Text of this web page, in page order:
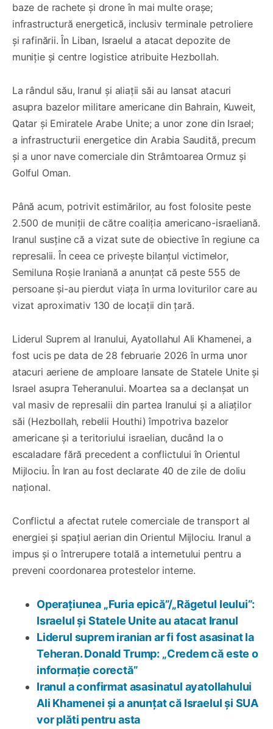
baze de rachete și drone în mai multe orașe;
infrastructură energetică, inclusiv terminale petroliere
și rafinării. În Liban, Israelul a atacat depozite de
muniție și centre logistice atribuite Hezbollah.
La rândul său, Iranul și aliații săi au lansat atacuri
asupra bazelor militare americane din Bahrain, Kuweit,
Qatar și Emiratele Arabe Unite; a unor zone din Israel;
a infrastructurii energetice din Arabia Saudită, precum
și a unor nave comerciale din Strâmtoarea Ormuz și
Golful Oman.
Până acum, potrivit estimărilor, au fost folosite peste
2.500 de muniții de către coaliția americano-israeliană.
Iranul susține că a vizat sute de obiective în regiune ca
represalii. În ceea ce privește bilanțul victimelor,
Semiluna Roșie Iraniană a anunțat că peste 555 de
persoane și-au pierdut viața în urma loviturilor care au
vizat aproximativ 130 de locații din țară.
Liderul Suprem al Iranului, Ayatollahul Ali Khamenei, a
fost ucis pe data de 28 februarie 2026 în urma unor
atacuri aeriene de amploare lansate de Statele Unite și
Israel asupra Teheranului. Moartea sa a declanșat un
val masiv de represalii din partea Iranului și a aliaților
săi (Hezbollah, rebelii Houthi) împotriva bazelor
americane și a teritoriului israelian, ducând la o
escaladare fără precedent a conflictului în Orientul
Mijlociu. În Iran au fost declarate 40 de zile de doliu
național.
Conflictul a afectat rutele comerciale de transport al
energiei și spațiul aerian din Orientul Mijlociu. Iranul a
impus și o întrerupere totală a internetului pentru a
preveni coordonarea protestelor interne.
Operațiunea „Furia epică”/„Răgetul leului”:
Israelul și Statele Unite au atacat Iranul
Liderul suprem iranian ar fi fost asasinat la
Teheran. Donald Trump: „Credem că este o
informație corectă”
Iranul a confirmat asasinatul ayatollahului
Ali Khamenei și a anunțat că Israelul și SUA
vor plăti pentru asta